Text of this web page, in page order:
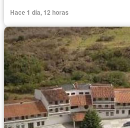
Hace 1 día, 12 horas